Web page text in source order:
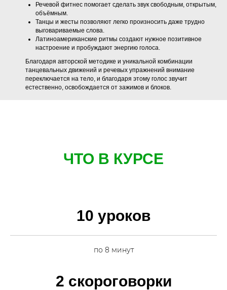
Речевой фитнес помогает сделать звук свободным, открытым,
объёмным.
Танцы и жесты позволяют легко произносить даже трудно
выговариваемые слова.
Латиноамериканские ритмы создают нужное позитивное
настроение и пробуждают энергию голоса.
Благодаря авторской методике и уникальной комбинации
танцевальных движений и речевых упражнений внимание
переключается на тело, и благодаря этому голос звучит
естественно, освобождается от зажимов и блоков.
ЧТО В КУРСЕ
10 уроков
по 8 минут
2 скороговорки